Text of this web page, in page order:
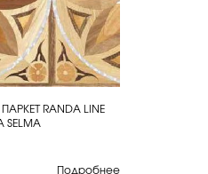
RANDA LINE
SELMA
Подробнее